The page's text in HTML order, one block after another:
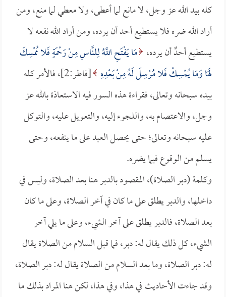
كله بيد الله عز وجل، لا مانع لما أعطى، ولا معطي لما منع، ومن
أراد الله ضره فلا يستطيع أحد أن يرده، ومن أراد الله نفعه لا
يستطيع أحدٌ أن يرده، مَا يَفْتَحِ اللَّهُ لِلنَّاسِ مِنْ رَحْمَةٍ فَلا مُمْسِكَ
لَهَا وَمَا يُمْسِكْ فَلا مُرْسِلَ لَهُ مِنْ بَعْدِهِ
[فاطر:2]، فالأمر كله
بيده سبحانه وتعالى، فقراءة هذه السور فيه الاستعاذة بالله عز
وجل، والاعتصام به، واللجوء إليه، والتعويل عليه، والتوكل
عليه سبحانه وتعالى؛ حتى يحصل العبد على ما ينفعه، وحتى
يسلم من الوقوع فيما يضره.
وكلمة (دبر الصلاة)، المقصود بالدبر هنا بعد الصلاة، وليس في
داخلها، والدبر يطلق على ما كان في آخر الصلاة، وعلى ما كان
بعد الصلاة، فالدبر يطلق على آخر الشيء، وعلى ما يلي آخر
الشيء، كل ذلك يقال له: دبر، فما قبل السلام من الصلاة يقال
له: دبر الصلاة، وما بعد السلام من الصلاة يقال له: دبر الصلاة،
وقد جاءت الأحاديث في هذا، وفي هذا، لكن هنا المراد بذلك ما